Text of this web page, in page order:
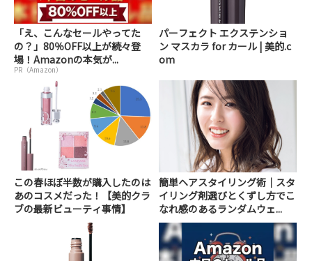
「え、こんなセールやってた
の？」80％OFF以上が続々登
場！Amazonの本気が...
PR（Amazon）
パーフェクト エクステンショ
ン マスカラ for カール | 美的.c
om
この春ほぼ半数が購入したのは
あのコスメだった！【美的クラ
ブの最新ビューティ事情】
簡単ヘアスタイリング術｜スタ
イリング剤選びとくずし方でこ
なれ感のあるランダムウェ...